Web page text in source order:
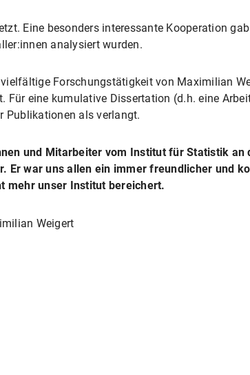
Eine besonders interessante Kooperation
analysiert wurden.
Forschungstätigkeit von Maximilian
Für eine kumulative Dissertation (d.h. eine
Publikationen als verlangt.
und Mitarbeiter vom Institut für Statistik an
Er war uns allen ein immer freundlicher und
mehr unser Institut bereichert.
Weigert